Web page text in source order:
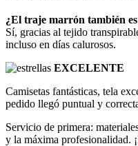
¿El traje marrón también
Sí, gracias al tejido
incluso en días calurosos.
EXCELENTE
Camisetas fantásticas, tela
pedido llegó puntual y
Servicio de primera:
y la máxima profesionalidad.